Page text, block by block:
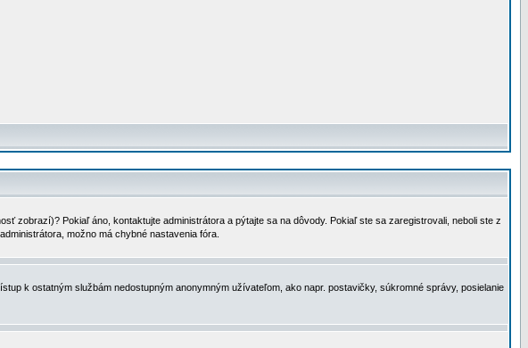
zobrazí)? Pokiaľ áno, kontaktujte administrátora a pýtajte sa na dôvody. Pokiaľ ste sa zaregistrovali, neboli ste z
možno má chybné nastavenia fóra.
k ostatným službám nedostupným anonymným užívateľom, ako napr. postavičky, súkromné správy, posielanie